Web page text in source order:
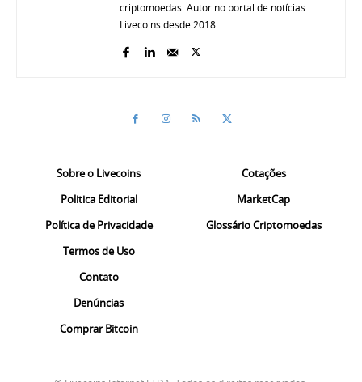
criptomoedas. Autor no portal de notícias
Livecoins desde 2018.
Sobre o Livecoins
Politica Editorial
Política de Privacidade
Termos de Uso
Contato
Denúncias
Comprar Bitcoin
Cotações
MarketCap
Glossário Criptomoedas